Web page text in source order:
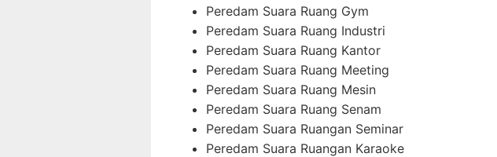
Peredam Suara Ruang Gym
Peredam Suara Ruang Industri
Peredam Suara Ruang Kantor
Peredam Suara Ruang Meeting
Peredam Suara Ruang Mesin
Peredam Suara Ruang Senam
Peredam Suara Ruangan Seminar
Peredam Suara Ruangan Karaoke